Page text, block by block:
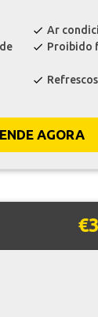
check Ar
check Proibido
check
AGORA